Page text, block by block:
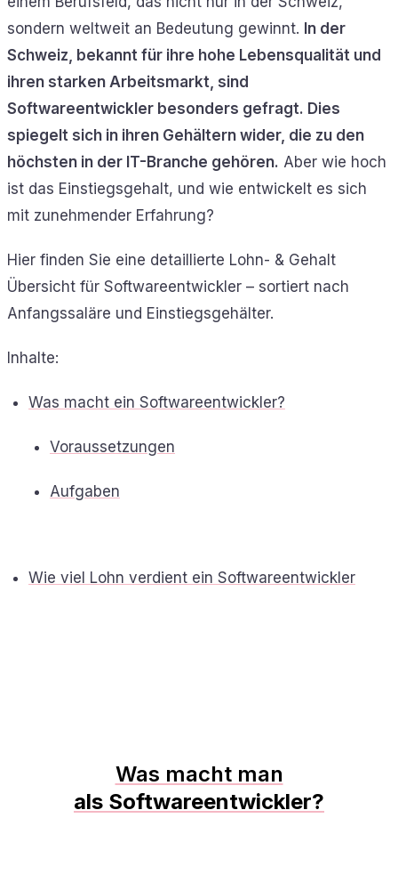
sondern weltweit an Bedeutung gewinnt. In der
Schweiz, bekannt für ihre hohe Lebensqualität und
ihren starken Arbeitsmarkt, sind
Softwareentwickler besonders gefragt. Dies
spiegelt sich in ihren Gehältern wider, die zu den
höchsten in der IT-Branche gehören. Aber wie hoch
ist das Einstiegsgehalt, und wie entwickelt es sich
mit zunehmender Erfahrung?
Hier finden Sie eine detaillierte Lohn- & Gehalt
Übersicht für Softwareentwickler – sortiert nach
Anfangssaläre und Einstiegsgehälter.
Inhalte:
Was macht ein Softwareentwickler?
Voraussetzungen
Aufgaben
Wie viel Lohn verdient ein Softwareentwickler
Was macht man
als Softwareentwickler?